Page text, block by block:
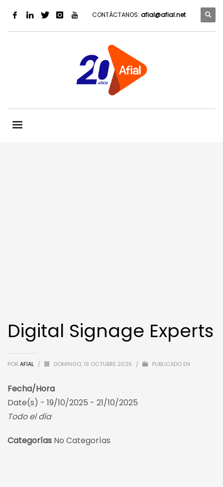
CONTÁCTANOS: afial@afial.net
Digital Signage Experts
POR AFIAL / DOMINGO, 19 OCTUBRE 2025 / PUBLICADO EN
Fecha/Hora
Date(s) - 19/10/2025 - 21/10/2025
Todo el día
Categorías No Categorías